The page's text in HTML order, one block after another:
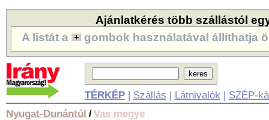
Ajánlatkérés több szállástól
A listát a
gombok használatával állíthatja
TÉRKÉP| Szállás | Látnivalók | SZÉP-
Nyugat-Dunántúl /Vas megye